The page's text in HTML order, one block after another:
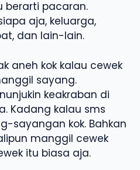
berarti pacaran.
aja, keluarga,
dan lain-lain.
aneh kok kalau cewek
sayang.
keakraban di
Kadang kalau sms
sayangan kok. Bahkan
manggil cewek
itu biasa aja.